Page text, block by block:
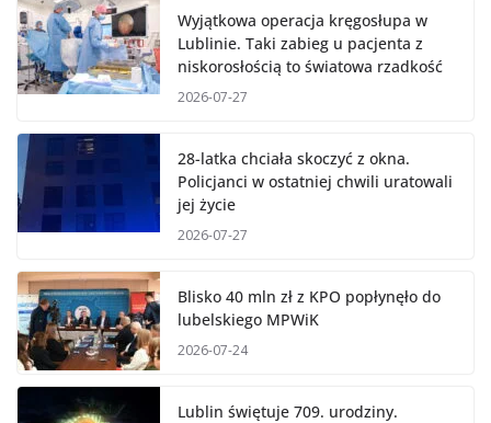
Wyjątkowa operacja kręgosłupa w
Lublinie. Taki zabieg u pacjenta z
niskorosłością to światowa rzadkość
2026-07-27
28-latka chciała skoczyć z okna.
Policjanci w ostatniej chwili uratowali
jej życie
2026-07-27
Blisko 40 mln zł z KPO popłynęło do
lubelskiego MPWiK
2026-07-24
Lublin świętuje 709. urodziny.